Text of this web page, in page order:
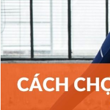
Chuyển nhà trọn gói,
dẹp nơi đi nơi đến
Vệ sinh công nghiệp
Vệ sinh chuyên nghiệp
phòng, nhà xưởng,